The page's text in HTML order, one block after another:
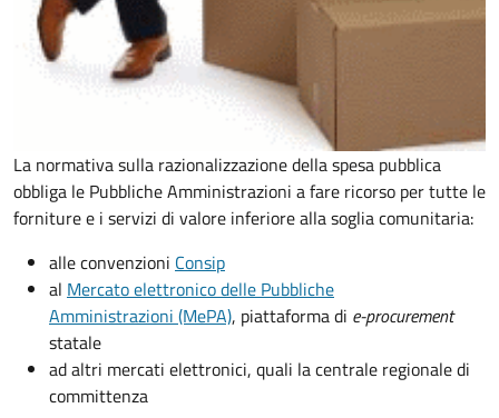
La normativa sulla razionalizzazione della spesa pubblica
obbliga le Pubbliche Amministrazioni a fare ricorso per tutte le
forniture e i servizi di valore inferiore alla soglia comunitaria:
alle convenzioni Consip
al Mercato elettronico delle Pubbliche
Amministrazioni (MePA), piattaforma di e-procurement
statale
ad altri mercati elettronici, quali la centrale regionale di
committenza